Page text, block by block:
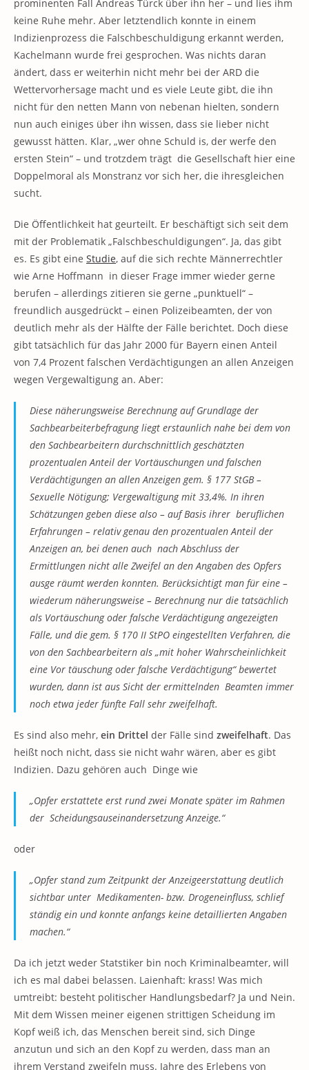
prominenten Fall Andreas Türck über ihn her – und lies ihm
keine Ruhe mehr. Aber letztendlich konnte in einem
Indizienprozess die Falschbeschuldigung erkannt werden,
Kachelmann wurde frei gesprochen. Was nichts daran
ändert, dass er weiterhin nicht mehr bei der ARD die
Wettervorhersage macht und es viele Leute gibt, die ihn
nicht für den netten Mann von nebenan hielten, sondern
nun auch einiges über ihn wissen, dass sie lieber nicht
gewusst hätten. Klar, „wer ohne Schuld is, der werfe den
ersten Stein“ – und trotzdem trägt die Gesellschaft hier eine
Doppelmoral als Monstranz vor sich her, die ihresgleichen
sucht.
Die Öffentlichkeit hat geurteilt. Er beschäftigt sich seit dem
mit der Problematik „Falschbeschuldigungen“. Ja, das gibt
es. Es gibt eine Studie, auf die sich rechte Männerrechtler
wie Arne Hoffmann in dieser Frage immer wieder gerne
berufen – allerdings zitieren sie gerne „punktuell“ –
freundlich ausgedrückt – einen Polizeibeamten, der von
deutlich mehr als der Hälfte der Fälle berichtet. Doch diese
gibt tatsächlich für das Jahr 2000 für Bayern einen Anteil
von 7,4 Prozent falschen Verdächtigungen an allen Anzeigen
wegen Vergewaltigung an. Aber:
Diese näherungsweise Berechnung auf Grundlage der
Sachbearbeiterbefragung liegt erstaunlich nahe bei dem von
den Sachbearbeitern durchschnittlich geschätzten
prozentualen Anteil der Vortäuschungen und falschen
Verdächtigungen an allen Anzeigen gem. § 177 StGB –
Sexuelle Nötigung; Vergewaltigung mit 33,4%. In ihren
Schätzungen geben diese also – auf Basis ihrer beruflichen
Erfahrungen – relativ genau den prozentualen Anteil der
Anzeigen an, bei denen auch nach Abschluss der
Ermittlungen nicht alle Zweifel an den Angaben des Opfers
ausge räumt werden konnten. Berücksichtigt man für eine –
wiederum näherungsweise – Berechnung nur die tatsächlich
als Vortäuschung oder falsche Verdächtigung angezeigten
Fälle, und die gem. § 170 II StPO eingestellten Verfahren, die
von den Sachbearbeitern als „mit hoher Wahrscheinlichkeit
eine Vor täuschung oder falsche Verdächtigung“ bewertet
wurden, dann ist aus Sicht der ermittelnden Beamten immer
noch etwa jeder fünfte Fall sehr zweifelhaft.
Es sind also mehr, ein Drittel der Fälle sind zweifelhaft. Das
heißt noch nicht, dass sie nicht wahr wären, aber es gibt
Indizien. Dazu gehören auch Dinge wie
„Opfer erstattete erst rund zwei Monate später im Rahmen
der Scheidungsauseinandersetzung Anzeige.“
oder
„Opfer stand zum Zeitpunkt der Anzeigeerstattung deutlich
sichtbar unter Medikamenten- bzw. Drogeneinfluss, schlief
ständig ein und konnte anfangs keine detaillierten Angaben
machen.“
Da ich jetzt weder Statstiker bin noch Kriminalbeamter, will
ich es mal dabei belassen. Laienhaft: krass! Was mich
umtreibt: besteht politischer Handlungsbedarf? Ja und Nein.
Mit dem Wissen meiner eigenen strittigen Scheidung im
Kopf weiß ich, das Menschen bereit sind, sich Dinge
anzutun und sich an den Kopf zu werden, dass man an
ihrem Verstand zweifeln muss. Jahre des Erlebens von